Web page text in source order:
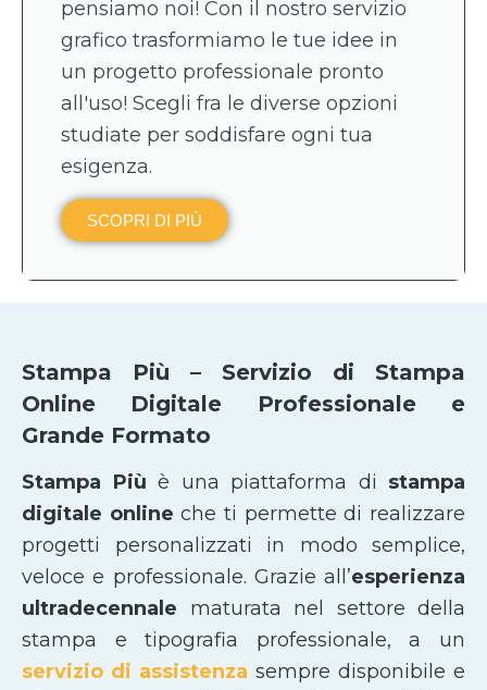
pensiamo noi! Con il nostro servizio
grafico trasformiamo le tue idee in
un progetto professionale pronto
all'uso! Scegli fra le diverse opzioni
studiate per soddisfare ogni tua
esigenza.
SCOPRI DI PIÙ
Stampa Più – Servizio di Stampa
Online Digitale Professionale e
Grande Formato
Stampa Più è una piattaforma di stampa
digitale online che ti permette di realizzare
progetti personalizzati in modo semplice,
veloce e professionale. Grazie all’esperienza
ultradecennale maturata nel settore della
stampa e tipografia professionale, a un
servizio di assistenza sempre disponibile e